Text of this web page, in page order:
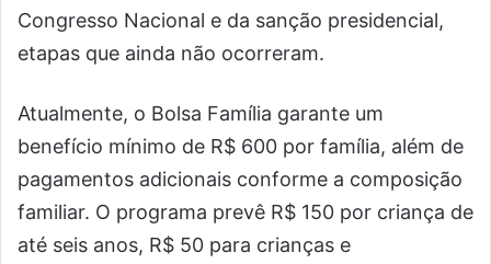
Congresso Nacional e da sanção presidencial,
etapas que ainda não ocorreram.
Atualmente, o Bolsa Família garante um
benefício mínimo de R$ 600 por família, além de
pagamentos adicionais conforme a composição
familiar. O programa prevê R$ 150 por criança de
até seis anos, R$ 50 para crianças e